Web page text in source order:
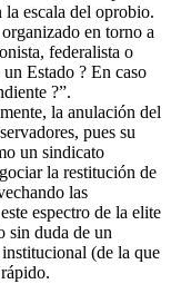
escala del oprobio.
en torno a
federalista o
Estado ? En caso
?”.
la anulación del
pues su
un sindicato
la restitución de
las
espectro de la elite
sin duda de un
(de la que